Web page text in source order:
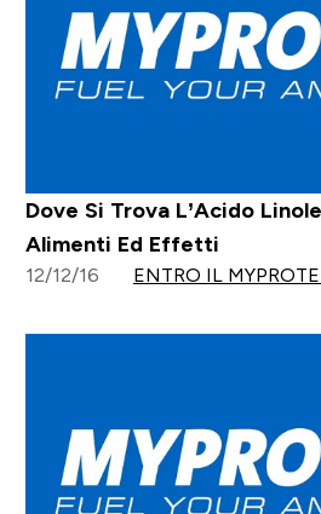
Dove Si Trova L’Acido
Alimenti Ed Effetti
12/12/16 ENTRO IL